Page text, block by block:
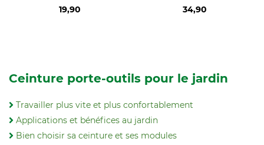
19,90
34,90
Ceinture porte-outils pour le jardin
Travailler plus vite et plus confortablement
Applications et bénéfices au jardin
Bien choisir sa ceinture et ses modules